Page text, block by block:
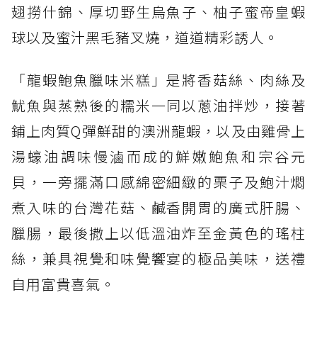
翅撈什錦、厚切野生烏魚子、柚子蜜帝皇蝦
球以及蜜汁黑毛豬叉燒，道道精彩誘人。
「龍蝦鮑魚臘味米糕」是將香菇絲、肉絲及
魷魚與蒸熟後的糯米一同以蔥油拌炒，接著
鋪上肉質Q彈鮮甜的澳洲龍蝦，以及由雞骨上
湯蠔油調味慢滷而成的鮮嫩鮑魚和宗谷元
貝，一旁擺滿口感綿密細緻的栗子及鮑汁燜
煮入味的台灣花菇、鹹香開胃的廣式肝腸、
臘腸，最後撒上以低溫油炸至金黃色的瑤柱
絲，兼具視覺和味覺饗宴的極品美味，送禮
自用富貴喜氣。